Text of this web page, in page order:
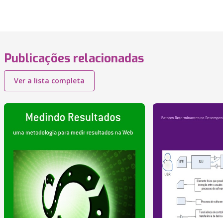
Publicações relacionadas
Ver a lista completa